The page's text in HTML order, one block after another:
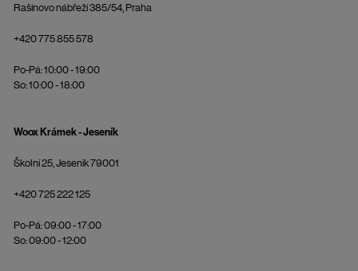
Rašínovo nábřeží 385/54, Praha
+420 775 855 578
Po-Pá: 10:00 - 19:00
So: 10:00 - 18:00
Woox Krámek - Jeseník
Školní 25, Jeseník 79001
+420 725 222 125
Po-Pá: 09:00 - 17:00
So: 09:00 - 12:00